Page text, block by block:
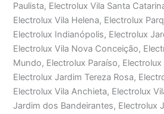
Paulista, Electrolux Vila Santa
Electrolux Vila Helena, Electrolux
Electrolux Indianópolis, Electrolux
Electrolux Vila Nova Conceição,
Mundo, Electrolux Paraíso,
Electrolux Jardim Tereza Rosa,
Electrolux Vila Anchieta, Electrolux
Jardim dos Bandeirantes, Electrolux